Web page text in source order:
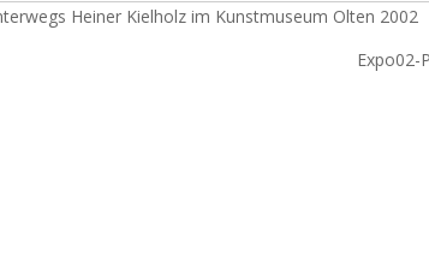
Heiner Kielholz im Kunstmuseum Olten 2002
Expo02-